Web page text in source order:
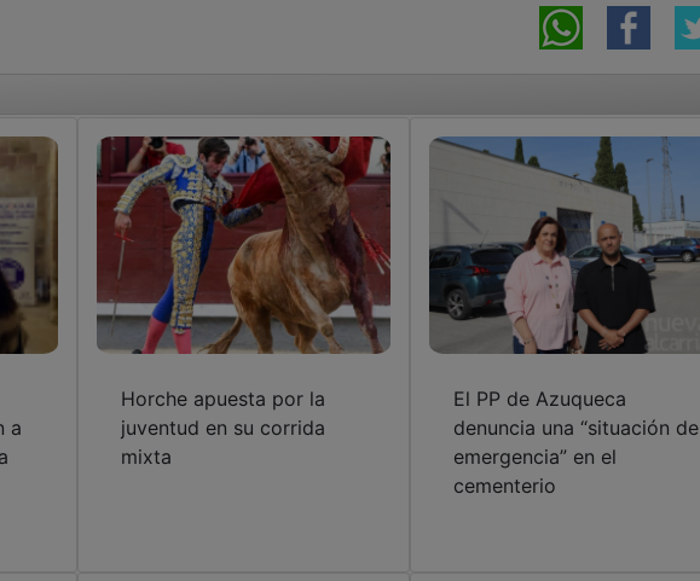
a
Horche apuesta por la
juventud en su corrida
mixta
El PP de Azuqueca
denuncia una “situación de
emergencia” en el
cementerio